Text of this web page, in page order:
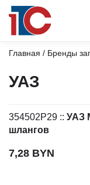
Главная / Бренды
УАЗ
354502P29 :: УАЗ
шлангов
7,28 BYN